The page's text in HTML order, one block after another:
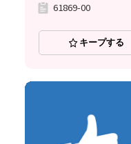
61869-00
キープする